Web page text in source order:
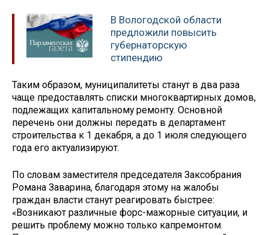
В Вологодской области
предложили повысить
губернаторскую
стипендию
Таким образом, муниципалитеты станут в два раза
чаще предоставлять списки многоквартирных домов,
подлежащих капитальному ремонту. Основной
перечень они должны передать в департамент
строительства к 1 декабря, а до 1 июля следующего
года его актуализируют.
По словам заместителя председателя Заксобрания
Романа Заварина, благодаря этому на жалобы
граждан власти станут реагировать быстрее:
«Возникают различные форс-мажорные ситуации, и
решить проблему можно только капремонтом.